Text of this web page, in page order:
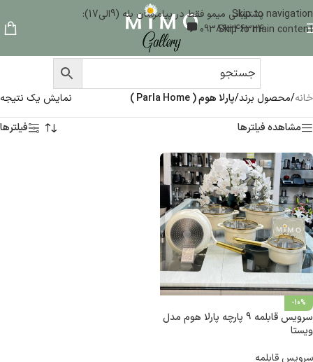
Skip to navigation
Skip to main content
پشتیبانی میمو فقط در پیامرسان بله (9الی17):
09386346324
خانه/محصول برند/پارلا هوم ( Parla Home )
نمایش یک نتیجه
مشاهده فیلترها
فیلترها
-10%
سرویس قابلمه 9 پارچه پارلا هوم مدل
ویستا
سرویس قابلمه